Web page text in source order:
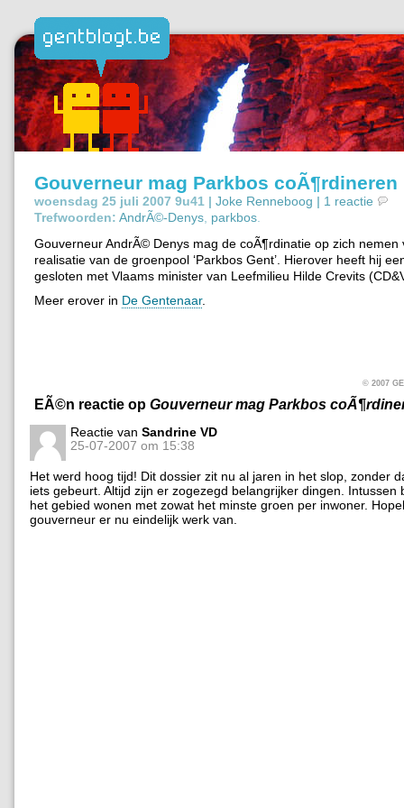
Gouverneur mag Parkbos coÃ¶rdineren
woensdag 25 juli 2007 9u41 | Joke Renneboog | 1 reactie
Trefwoorden: AndrÃ©-Denys parkbos
Gouverneur AndrÃ© Denys mag de coÃ¶rdinatie op zich nemen
realisatie van de groenpool ‘Parkbos Gent’. Hierover heeft hij
gesloten met Vlaams minister van Leefmilieu Hilde Crevits
Meer erover in De Gentenaar.
© 2007
EÃ©n reactie op Gouverneur mag Parkbos
Reactie van Sandrine VD
25-07-2007 om 15:38
Het werd hoog tijd! Dit dossier zit nu al jaren in het slop, zonder
iets gebeurt. Altijd zijn er zogezegd belangrijker dingen. Intussen
het gebied wonen met zowat het minste groen per inwoner.
gouverneur er nu eindelijk werk van.